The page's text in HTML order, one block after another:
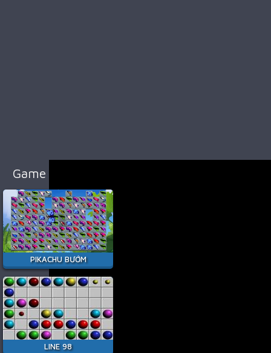
Game
Đua
Xe
Game
Minecraft
Game
Among
Us
Game
Game Hay Nhất
PIKACHU BƯỚM
LINE 98